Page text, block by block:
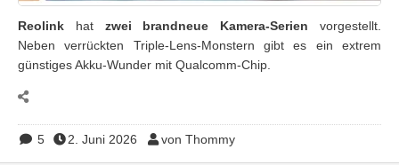
Reolink hat zwei brandneue Kamera-Serien vorgestellt.
Neben verrückten Triple-Lens-Monstern gibt es ein extrem
günstiges Akku-Wunder mit Qualcomm-Chip.
5 2. Juni 2026 von Thommy